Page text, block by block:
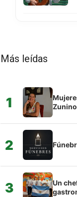
Más leídas
1
Zunino
2
3
Un